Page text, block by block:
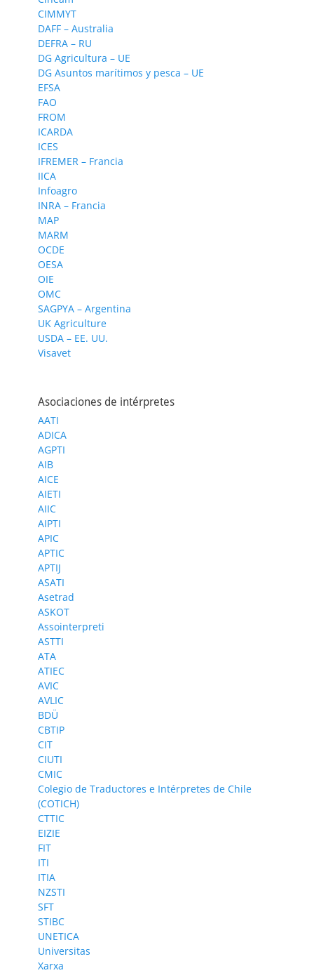
CIMMYT
DAFF – Australia
DEFRA – RU
DG Agricultura – UE
DG Asuntos marítimos y pesca – UE
EFSA
FAO
FROM
ICARDA
ICES
IFREMER – Francia
IICA
Infoagro
INRA – Francia
MAP
MARM
OCDE
OESA
OIE
OMC
SAGPYA – Argentina
UK Agriculture
USDA – EE. UU.
Visavet
Asociaciones de intérpretes
AATI
ADICA
AGPTI
AIB
AICE
AIETI
AIIC
AIPTI
APIC
APTIC
APTIJ
ASATI
Asetrad
ASKOT
Assointerpreti
ASTTI
ATA
ATIEC
AVIC
AVLIC
BDÜ
CBTIP
CIT
CIUTI
CMIC
Colegio de Traductores e Intérpretes de Chile
(COTICH)
CTTIC
EIZIE
FIT
ITI
ITIA
NZSTI
SFT
STIBC
UNETICA
Universitas
Xarxa